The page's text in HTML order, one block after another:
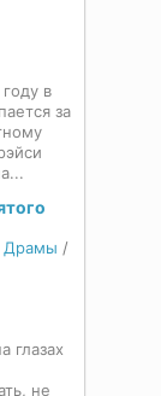
в
за
Драмы /
глазах
не